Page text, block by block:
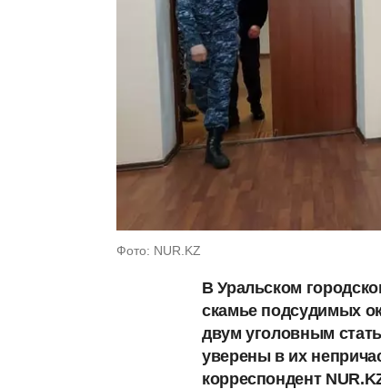
Фото: NUR.KZ
В Уральском
скамье подсудимых
двум уголовным
уверены в их
корреспондент